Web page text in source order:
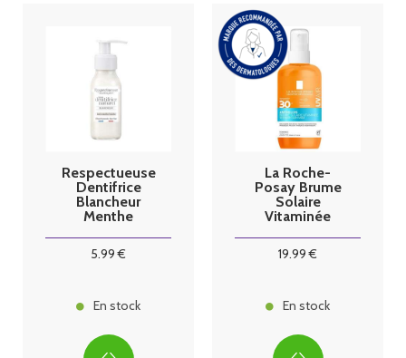
Respectueuse
Dentifrice
Blancheur
Menthe
5.99 €
En stock
La Roche-
Posay Brume
Solaire
Vitaminée
200ml
19.99 €
En stock